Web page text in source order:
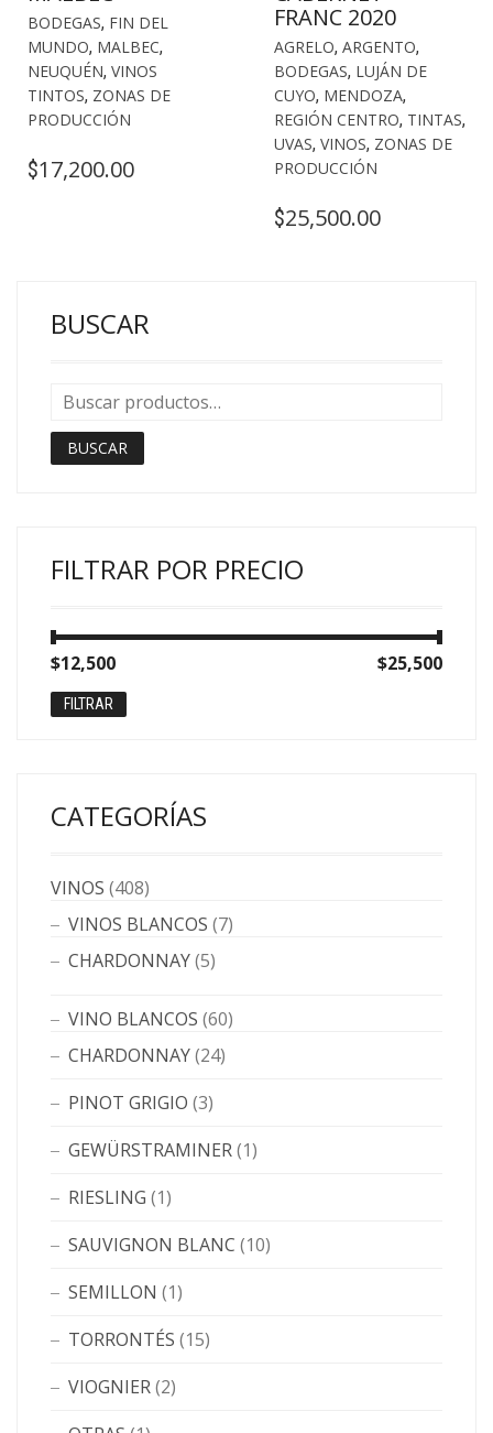
BODEGAS, FIN DEL
MUNDO, MALBEC,
NEUQUÉN, VINOS
TINTOS, ZONAS DE
PRODUCCIÓN
$17,200.00
FRANC 2020
AGRELO, ARGENTO,
BODEGAS, LUJÁN DE
CUYO, MENDOZA,
REGIÓN CENTRO, TINTAS,
UVAS, VINOS, ZONAS DE
PRODUCCIÓN
$25,500.00
BUSCAR
BUSCAR
FILTRAR POR PRECIO
Precio
mínimo
Precio
máximo
FILTRAR
$12,500 $25,500
CATEGORÍAS
VINOS (408)
VINOS BLANCOS (7)
CHARDONNAY(5)
VINO BLANCOS (60)
CHARDONNAY(24)
PINOT GRIGIO (3)
GEWÜRSTRAMINER(1)
RIESLING (1)
SAUVIGNON BLANC (10)
SEMILLON (1)
TORRONTÉS (15)
VIOGNIER(2)